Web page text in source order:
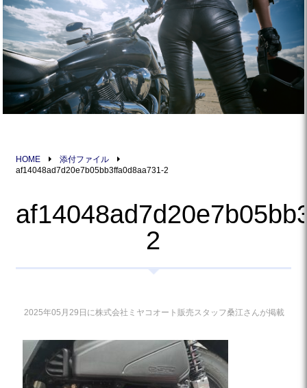
HOME
添付ファイル
af14048ad7d20e7b05bb3ffa0d8aa731-2
2
2025年05月29日に株式会社ミヤコオート販売スタッフ桑江さんが掲載